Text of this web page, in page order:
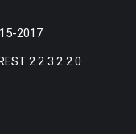
2017
2.2 3.2 2.0